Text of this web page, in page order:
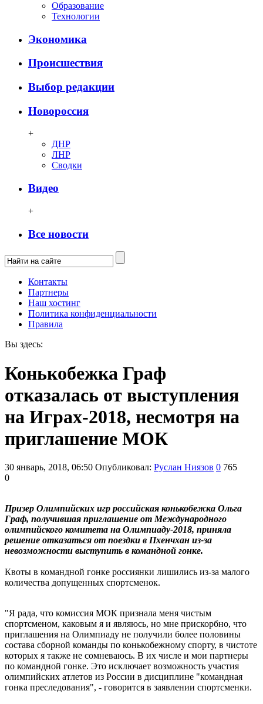
Образование
Технологии
Экономика
Происшествия
Выбор редакции
Новороссия
+
ДНР
ЛНР
Сводки
Видео
+
Все новости
Контакты
Партнеры
Наш хостинг
Политика конфиденциальности
Правила
Вы здесь:
Конькобежка Граф
отказалась от выступления
на Играх-2018, несмотря на
приглашение МОК
30 январь, 2018, 06:50 Опубликовал: Руслан Ниязов 0 765
0
Призер Олимпийских игр российская конькобежка Ольга
Граф, получившая приглашение от Международного
олимпийского комитета на Олимпиаду-2018, приняла
решение отказаться от поездки в Пхенчхан из-за
невозможности выступить в командной гонке.
Квоты в командной гонке россиянки лишились из-за малого
количества допущенных спортсменок.
"Я рада, что комиссия МОК признала меня чистым
спортсменом, каковым я и являюсь, но мне прискорбно, что
приглашения на Олимпиаду не получили более половины
состава сборной команды по конькобежному спорту, в чистоте
которых я также не сомневаюсь. В их числе и мои партнеры
по командной гонке. Это исключает возможность участия
олимпийских атлетов из России в дисциплине "командная
гонка преследования", - говорится в заявлении спортсменки.